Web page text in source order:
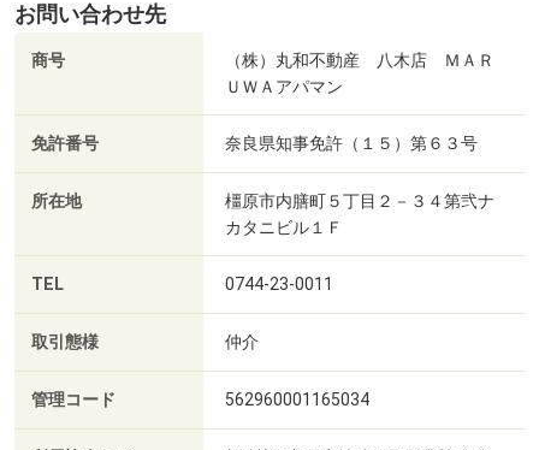
お問い合わせ先
商号
（株）丸和不動産 八木店 ＭＡＲ
ＵＷＡアパマン
免許番号 奈良県知事免許（１５）第６３号
所在地
橿原市内膳町５丁目２－３４第弐ナ
カタニビル１Ｆ
TEL 0744-23-0011
取引態様 仲介
管理コード 562960001165034